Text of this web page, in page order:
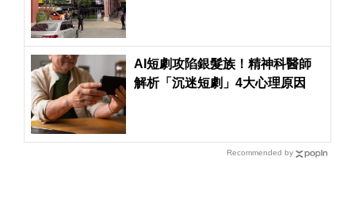
AI短劇攻陷銀髮族！精神科醫師
解析「沉迷短劇」4大心理原因
Recommended by